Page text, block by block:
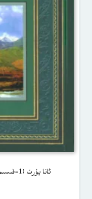
ئانا يۇرت (1-قىسىم – يېڭى نەشىرى) – زوردۇن سابىر